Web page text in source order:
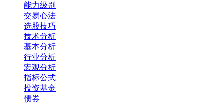
能力级别
交易心法
选股技巧
技术分析
基本分析
行业分析
宏观分析
指标公式
投资基金
债券